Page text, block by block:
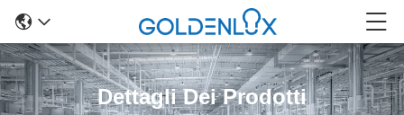
Dettagli Dei Prodotti